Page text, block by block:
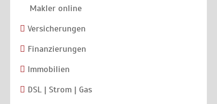
Makler online
Versicherungen
Finanzierungen
Immobilien
DSL | Strom | Gas